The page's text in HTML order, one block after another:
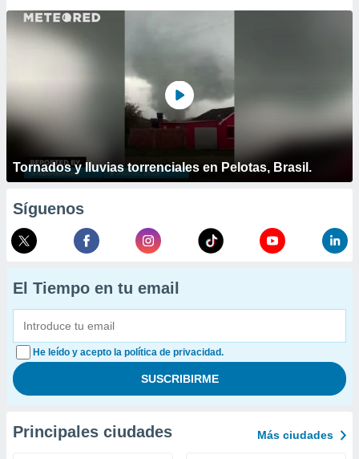
Tornados y lluvias torrenciales en Pelotas, Brasil.
Síguenos
El Tiempo en tu email
He leído y acepto la política de privacidad.
Principales ciudades Más ciudades